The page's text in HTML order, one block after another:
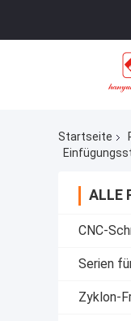
Startseite
ALLE
CNC-
Serien
Zyklon-